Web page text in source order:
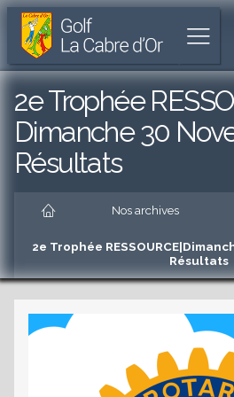
Golf
La
Cabre
d'Or
Parcours
de
trous
unique
Cabriès
Aller
l'accueil
Aller
au
menu
principal
Aller
au
principal
au
de
le
menu
Nos archives
2e Trophée
Résultats
2e Trophée
Dimanche 30
Résultats